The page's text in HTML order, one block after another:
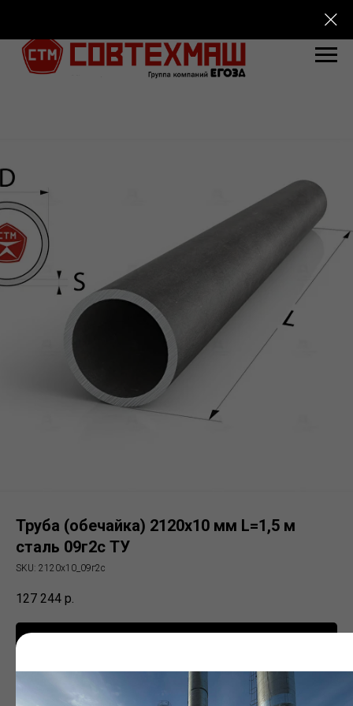
Труба (обечайка) 2120х10 мм L=1,5 м
сталь 09г2с ТУ
SKU: 2120х10_09г2с
127 244 р.